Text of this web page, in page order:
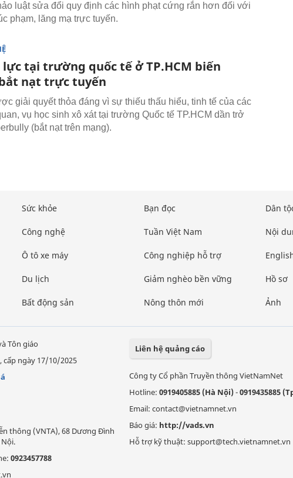
luật sửa đổi quy định các hình phạt cứng rắn hơn đối với
phạm, lăng mạ trực tuyến.
lực tại trường quốc tế ở TP.HCM biến
nạt trực tuyến
giải quyết thỏa đáng vì sự thiếu thấu hiểu, tinh tế của các
vụ học sinh xô xát tại trường Quốc tế TP.HCM dần trở
(bắt nạt trên mạng).
Sức khỏe
Công nghệ
Ô tô xe máy
Du lịch
Bất động sản
Bạn đọc
Tuần Việt Nam
Công nghiệp hỗ trợ
Giảm nghèo bền vững
Nông thôn mới
Dân
Nội
Hồ sơ
Ảnh
Tôn giáo
cấp ngày 17/10/2025
thông (VNTA), 68 Dương Đình
0923457788
Liên hệ quảng cáo
Công ty Cổ phần Truyền thông VietNamNet
Hotline: 0919405885 (Hà Nội)-0919435885
Email: contact@vietnamnet.vn
Báo giá: http://vads.vn
Hỗ trợ kỹ thuật: support@tech.vietnamnet.vn